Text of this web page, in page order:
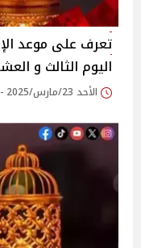
تعرف على موعد
اليوم الثالث و
الأحد 23/مارس/2025 - 08:43 ص